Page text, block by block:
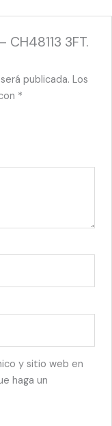
3FT.
publicada. Los
*
y sitio web en
haga un